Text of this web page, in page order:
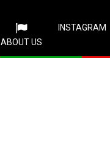
ABOUT US
INSTAGRAM